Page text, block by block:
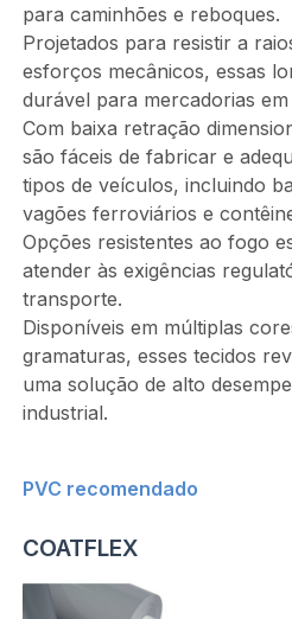
para caminhões e reboques.
Projetados para resistir a
esforços mecânicos, essas
durável para mercadorias
Com baixa retração
são fáceis de fabricar e
tipos de veículos, incluindo
vagões ferroviários e
Opções resistentes ao fogo
atender às exigências
transporte.
Disponíveis em múltiplas
gramaturas, esses tecidos
uma solução de alto
industrial.
PVC recomendado
COATFLEX